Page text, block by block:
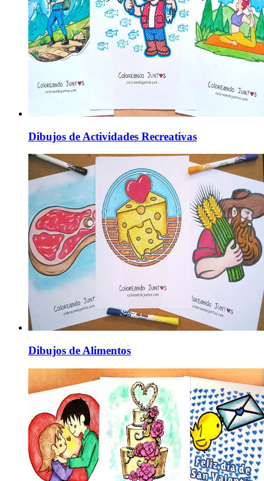
Dibujos de Actividades Recreativas
Dibujos de Alimentos